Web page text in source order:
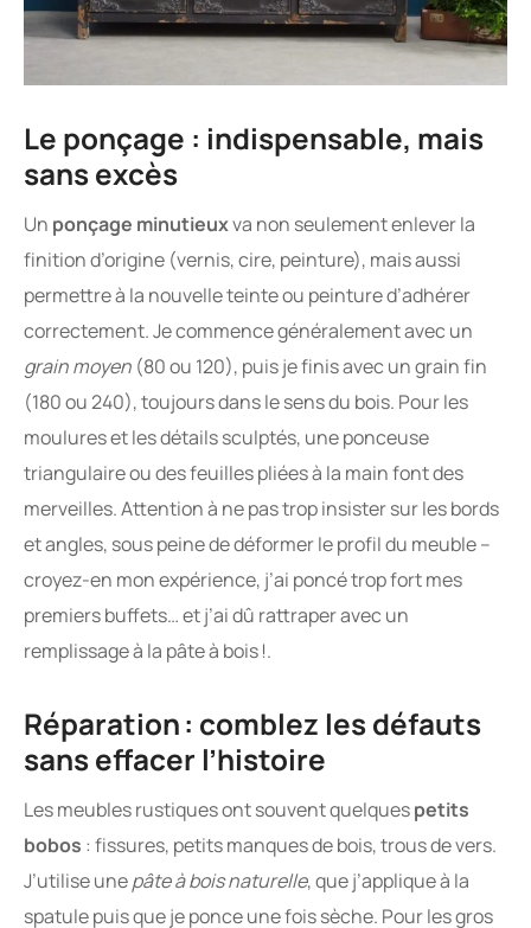
Le ponçage : indispensable, mais
sans excès
Un ponçage minutieuxva non seulement enlever la
finition d’origine (vernis, cire, peinture), mais aussi
permettre à la nouvelle teinte ou peinture d’adhérer
correctement. Je commence généralement avec un
grain moyen (80 ou 120), puis je finis avec un grain fin
(180 ou 240), toujours dans le sens du bois. Pour les
moulures et les détails sculptés, une ponceuse
triangulaire ou des feuilles pliées à la main font des
merveilles. Attention à ne pas trop insister sur les bords
et angles, sous peine de déformer le profil du meuble –
croyez-en mon expérience, j’ai poncé trop fort mes
premiers buffets… et j’ai dû rattraper avec un
remplissage à la pâte à bois !.
Réparation : comblez les défauts
sans effacer l’histoire
Les meubles rustiques ont souvent quelquespetits
bobos : fissures, petits manques de bois, trous de vers.
J’utilise unepâte à bois naturelle, que j’applique à la
spatule puis que je ponce une fois sèche. Pour les gros